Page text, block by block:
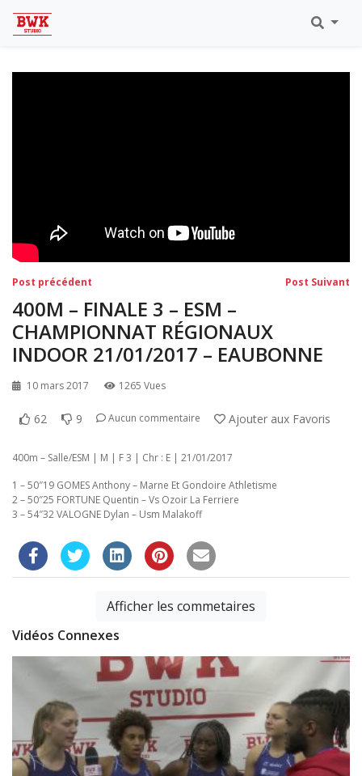
Eaubonne 2019
Navigation
de
l’article
Post précédent Post Suivant
400M – FINALE 3 – ESM –
CHAMPIONNAT RÉGIONAUX
INDOOR 21/01/2017 – EAUBONNE
10 mars 2017 1265 Vues
62 9 Aucun commentaire Ajouter aux Favoris
400m – Salle/ESM | M | F 3 | Chr : E | 21/01/2017
1 – 50″19 GOMES Anthony – Marne Et Gondoire Athletisme
2 – 50″25 FORTUNE Quentin – Vs Ozoir La Ferriere
3 – 54″32 VALOGNE Dylan – Usm Malakoff
Afficher les commetaires
Vidéos Connexes